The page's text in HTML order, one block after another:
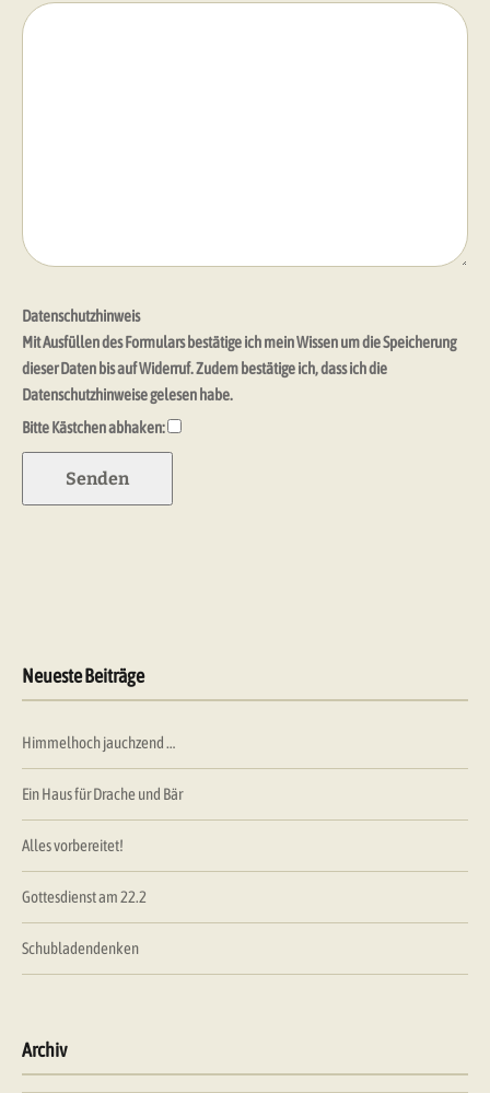
Datenschutzhinweis
Mit Ausfüllen des Formulars bestätige ich mein Wissen um die Speicherung
dieser Daten bis auf Widerruf. Zudem bestätige ich, dass ich die
Datenschutzhinweise gelesen habe.
Bitte Kästchen abhaken:
Neueste Beiträge
Himmelhoch jauchzend …
Ein Haus für Drache und Bär
Alles vorbereitet!
Gottesdienst am 22.2
Schubladendenken
Archiv